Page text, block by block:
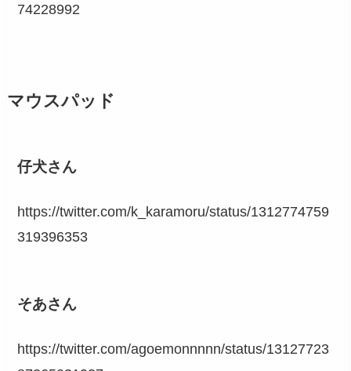
74228992
マウスパッド
仔犬さん
https://twitter.com/k_karamoru/status/1312774759
319396353
そあさん
https://twitter.com/agoemonnnnn/status/13127723